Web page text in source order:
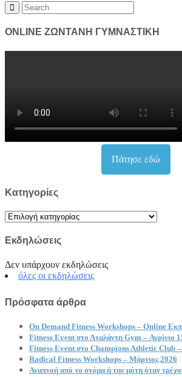
Search
for:
ONLINE ΖΩΝΤΑΝΗ ΓΥΜΝΑΣΤΙΚΗ
Πάτησε εδώ
Kατηγορίες
Kατηγορίες
Εκδηλώσεις
Δεν υπάρχουν εκδηλώσεις
όλες οι εκδηλώσεις
Πρόσφατα άρθρα
On Demand Fitness Workshops – Online
Fitness Event στο Αταλάντη Gym – Αγρίνιο
Fitness Event στο Champions Athletic Club
Radical Fitness Workshops – Μάρτιος 2026
Αναπνοή από το στόμα ή την μύτη όταν